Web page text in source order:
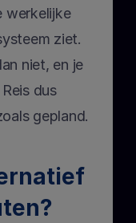
werkelijke
ziet.
niet, en je
dus
gepland.